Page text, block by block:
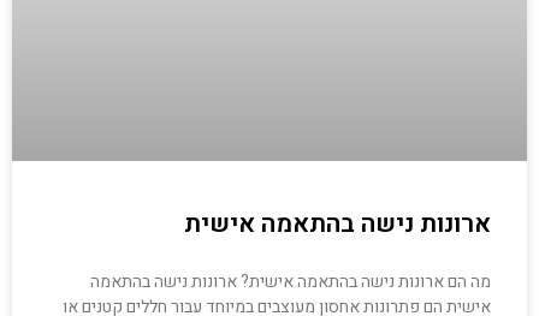
ארונות נישה בהתאמה אישית
מה הם ארונות נישה בהתאמה אישית? ארונות נישה בהתאמה
אישית הם פתרונות אחסון מעוצבים במיוחד עבור חללים קטנים או